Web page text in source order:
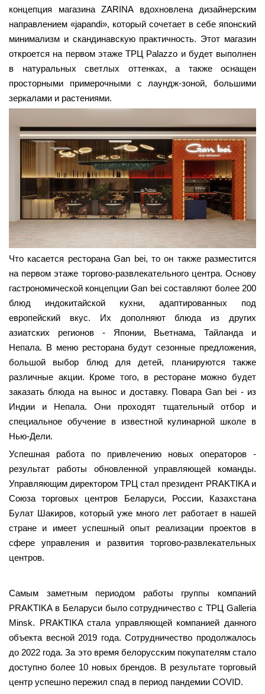
концепция магазина ZARINA вдохновлена дизайнерским
направлением «japandi», который сочетает в себе японский
минимализм и скандинавскую практичность. Этот магазин
откроется на первом этаже ТРЦ Palazzo и будет выполнен
в натуральных светлых оттенках, а также оснащен
просторными примерочными с лаундж-зоной, большими
зеркалами и растениями.
Что касается ресторана Gan bei, то он также разместится
на первом этаже торгово-развлекательного центра. Основу
гастрономической концепции Gan bei составляют более 200
блюд индокитайской кухни, адаптированных под
европейский вкус. Их дополняют блюда из других
азиатских регионов - Японии, Вьетнама, Тайланда и
Непала. В меню ресторана будут сезонные предложения,
большой выбор блюд для детей, планируются также
различные акции. Кроме того, в ресторане можно будет
заказать блюда на вынос и доставку. Повара Gan bei - из
Индии и Непала. Они проходят тщательный отбор и
специальное обучение в известной кулинарной школе в
Нью-Дели.
Успешная работа по привлечению новых операторов -
результат работы обновленной управляющей команды.
Управляющим директором ТРЦ стал президент PRAKTIKA и
Союза торговых центров Беларуси, России, Казахстана
Булат Шакиров, который уже много лет работает в нашей
стране и имеет успешный опыт реализации проектов в
сфере управления и развития торгово-развлекательных
центров.
Самым заметным периодом работы группы компаний
PRAKTIKA в Беларуси было сотрудничество с ТРЦ Galleria
Minsk. PRAKTIKA стала управляющей компанией данного
объекта весной 2019 года. Сотрудничество продолжалось
до 2022 года. За это время белорусским покупателям стало
доступно более 10 новых брендов. В результате торговый
центр успешно пережил спад в период пандемии COVID.